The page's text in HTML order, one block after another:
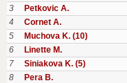
3
Petkovic A.
4
Cornet A.
5
Muchova K. (10)
6
Linette M.
7
Siniakova K. (5)
8
Pera B.